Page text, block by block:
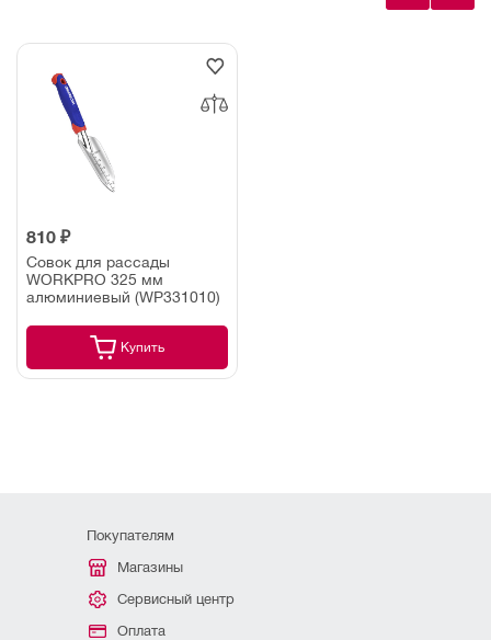
810 ₽
Совок для рассады
WORKPRO 325 мм
алюминиевый (WP331010)
Купить
Покупателям
Магазины
Сервисный центр
Оплата